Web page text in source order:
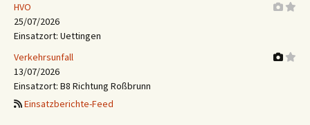
HVO
25/07/2026
Einsatzort: Uettingen
Verkehrsunfall
13/07/2026
Einsatzort: B8 Richtung Roßbrunn
Einsatzberichte-Feed